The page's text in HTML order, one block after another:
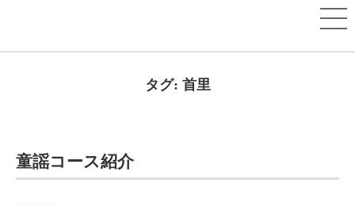
タグ: 首里
童謡コース紹介